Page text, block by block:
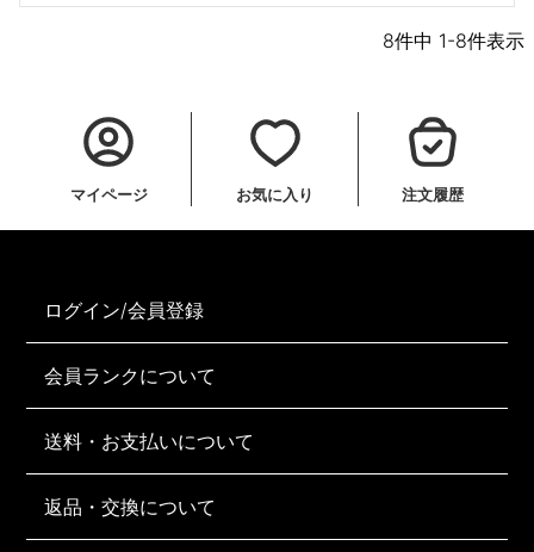
8件中 1-8件表示
マイページ お気に入り 注文履歴
ログイン/会員登録
会員ランクについて
送料・お支払いについて
返品・交換について